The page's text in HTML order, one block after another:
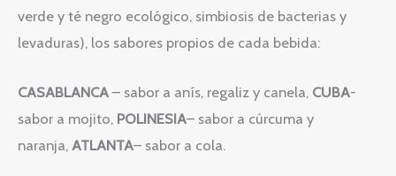
verde y té negro ecológico, simbiosis de bacterias y
levaduras), los sabores propios de cada bebida:
CASABLANCA – sabor a anís, regaliz y canela, CUBA-
sabor a mojito, POLINESIA– sabor a cúrcuma y
naranja, ATLANTA– sabor a cola.